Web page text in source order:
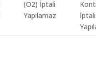
(O2) İptali
Yapılamaz
İptali